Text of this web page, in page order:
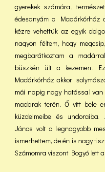
gyerekek számára,
édesanyám a Madárkórház
kézre vehettük az egyik
nagyon féltem, hogy
megbarátkoztam a
büszkén ült a kezemen.
Madárkórház akkori
mái napig nagy hatással
madarak terén. Ő vitt bele
küzdelmeibe és undoraiba.
János volt a legnagyobb
ismerhettem, de én is nagy
Számomra viszont Bogyó lett